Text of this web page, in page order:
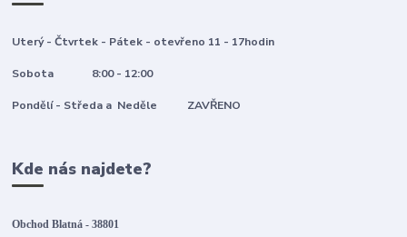
Uterý - Čtvrtek - Pátek - otevřeno 11 - 17hodin
Sobota 8:00 - 12:00
Pondělí - Středa a Neděle ZAVŘENO
Kde nás najdete?
Obchod Blatná - 38801